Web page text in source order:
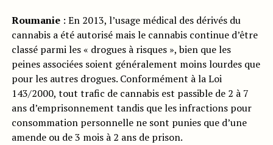
Roumanie: En 2013, l’usage médical des dérivés du
cannabis a été autorisé mais le cannabis continue d’être
classé parmi les « drogues à risques », bien que les
peines associées soient généralement moins lourdes que
pour les autres drogues. Conformément à la Loi
143/2000, tout trafic de cannabis est passible de 2 à 7
ans d’emprisonnement tandis que les infractions pour
consommation personnelle ne sont punies que d’une
amende ou de 3 mois à 2 ans de prison.